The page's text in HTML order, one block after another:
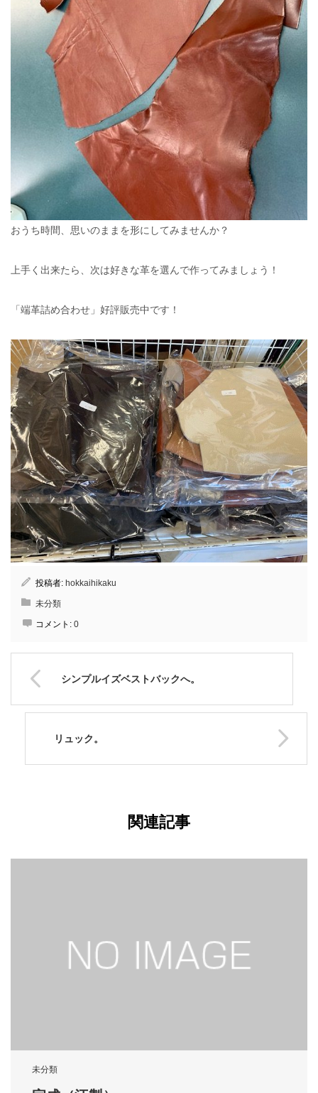
おうち時間、思いのままを形にしてみませんか？
上手く出来たら、次は好きな革を選んで作ってみましょう！
「端革詰め合わせ」好評販売中です！
投稿者: hokkaihikaku
未分類
コメント: 0
シンプルイズベストバックへ。
リュック。
関連記事
未分類